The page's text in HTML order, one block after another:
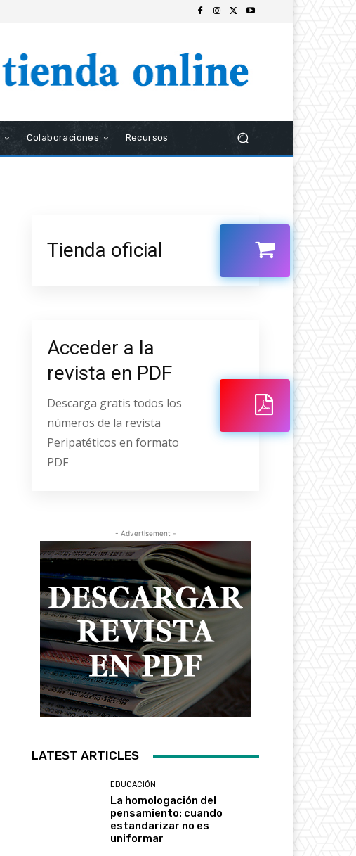
Colaboraciones Recursos
Tienda oficial
Acceder a la
revista en PDF
Descarga gratis todos los
números de la revista
Peripatéticos en formato
PDF
- Advertisement -
LATEST ARTICLES
EDUCACIÓN
La homologación del
pensamiento: cuando
estandarizar no es
uniformar